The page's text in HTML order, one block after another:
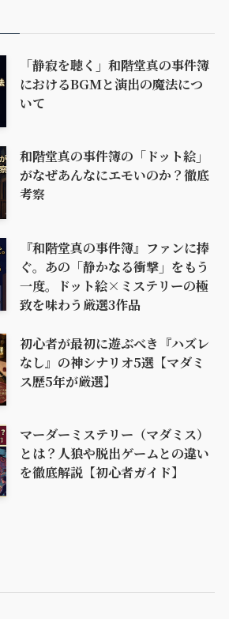
「静寂を聴く」和階堂真の事件簿
におけるBGMと演出の魔法につ
いて
和階堂真の事件簿の「ドット絵」
がなぜあんなにエモいのか？徹底
考察
『和階堂真の事件簿』ファンに捧
ぐ。あの「静かなる衝撃」をもう
一度。ドット絵×ミステリーの極
致を味わう厳選3作品
初心者が最初に遊ぶべき『ハズレ
なし』の神シナリオ5選【マダミ
ス歴5年が厳選】
マーダーミステリー（マダミス）
とは？人狼や脱出ゲームとの違い
を徹底解説【初心者ガイド】